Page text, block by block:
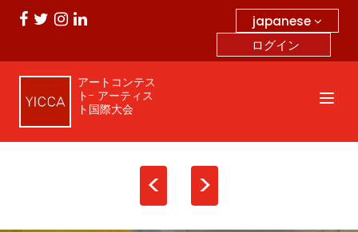
japanese
ログイン
アートコンテス
ト- アーティス
ト国際大会
< >